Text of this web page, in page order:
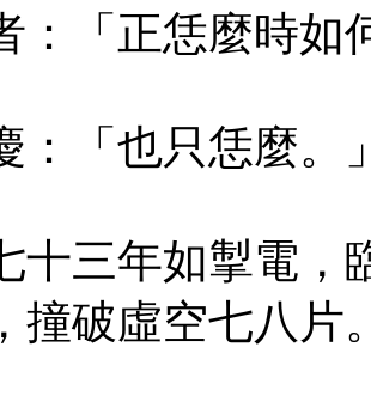
「正恁麼時如
「也只恁麼。
三年如掣電，
撞破虛空七八片